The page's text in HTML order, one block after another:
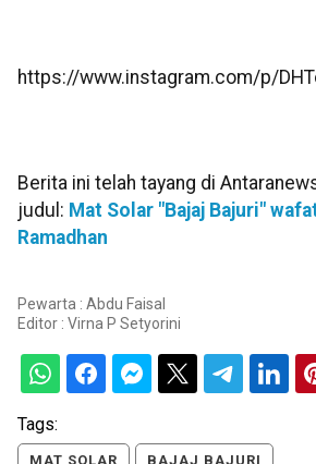
https://www.instagram.com/p/
Berita ini telah tayang di
judul: Mat Solar "Bajaj Bajuri"
Ramadhan
Pewarta : Abdu Faisal
Editor : Virna P Setyorini
Tags:
MAT SOLAR BAJAJ BAJURI